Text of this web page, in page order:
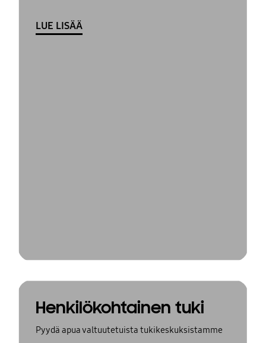
LUE LISÄÄ
Henkilökohtainen tuki
Pyydä apua valtuutetuista tukikeskuksistamme